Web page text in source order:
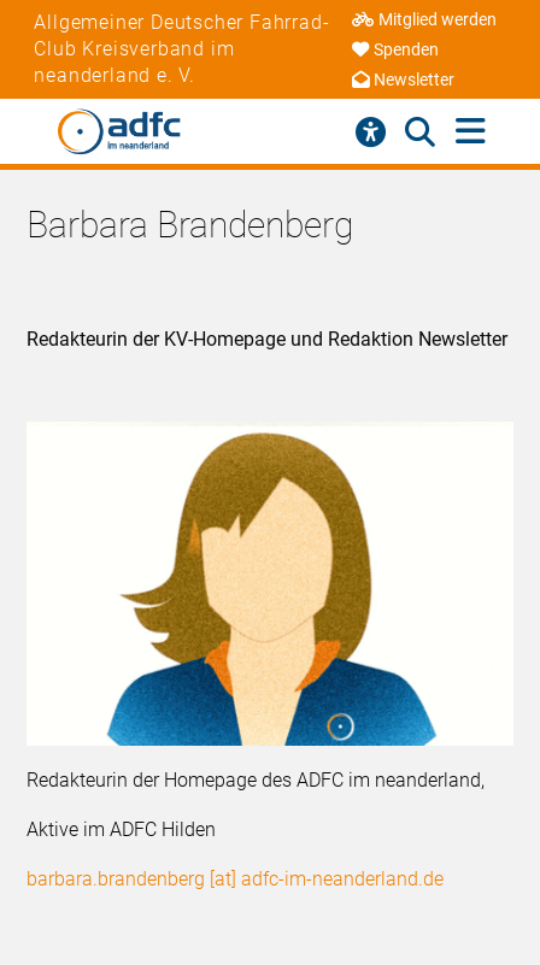
Allgemeiner Deutscher Fahrrad-
Club Kreisverband im
neanderland e. V.
Mitglied werden
Spenden
Newsletter
Barbara Brandenberg
Redakteurin der KV-Homepage und Redaktion Newsletter
Redakteurin der Homepage des ADFC im neanderland,
Aktive im ADFC Hilden
barbara.brandenberg [at] adfc-im-neanderland.de